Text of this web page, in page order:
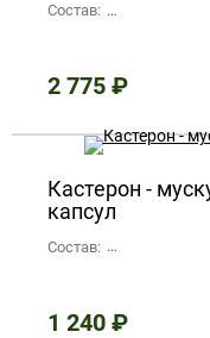
Состав: 1 капсула
2 775 ₽
Кастерон -
капсул
Состав: бобровый
1 240 ₽